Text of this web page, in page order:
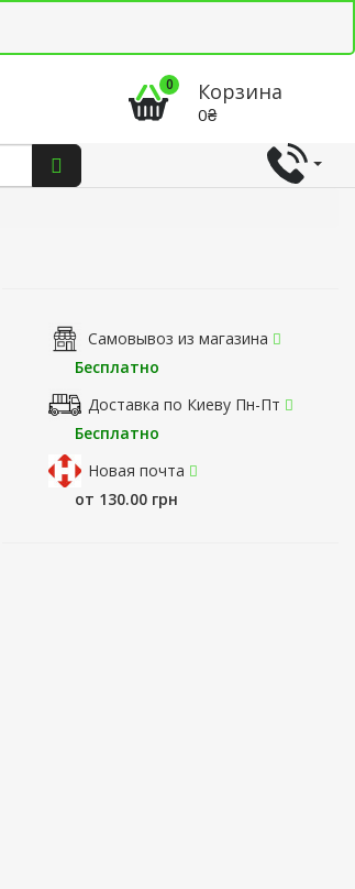
0 Корзина
0₴
Самовывоз из магазина
Бесплатно
Доставка по Киеву Пн-Пт
Бесплатно
Новая почта
от 130.00 грн